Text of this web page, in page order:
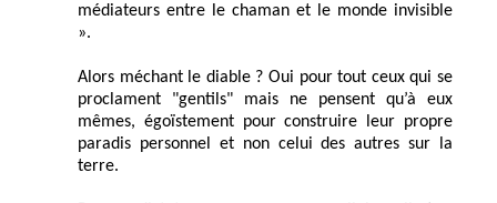
médiateurs entre le chaman et le monde invisible
».
Alors méchant le diable ? Oui pour tout ceux qui se
proclament "gentils" mais ne pensent qu’à eux
mêmes, égoïstement pour construire leur propre
paradis personnel et non celui des autres sur la
terre.